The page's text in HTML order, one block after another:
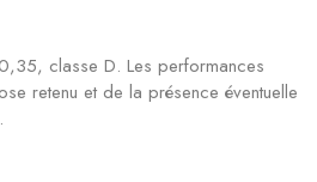
classe D. Les performances
retenu et de la présence éventuelle